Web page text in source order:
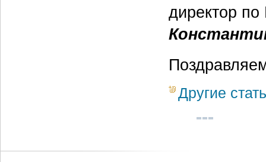
директор
Другие